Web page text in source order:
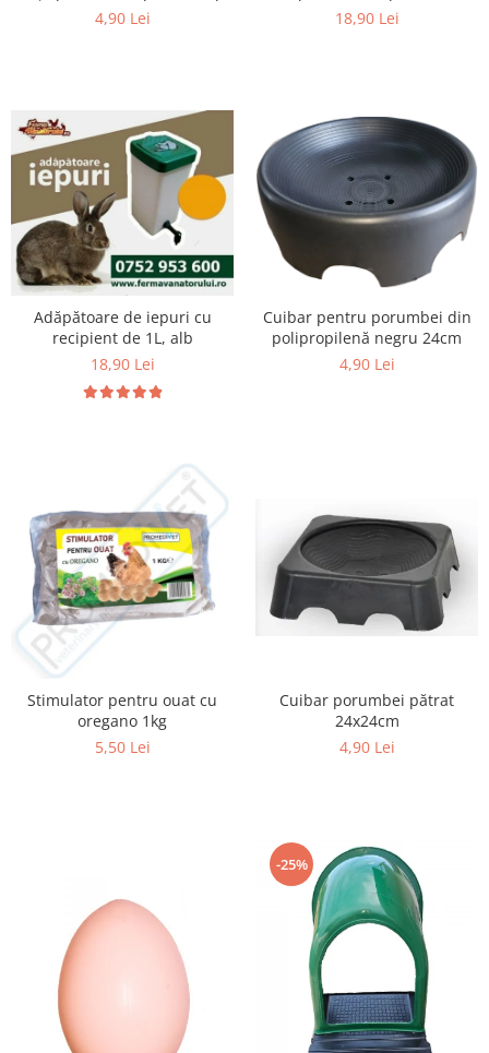
Unelte si accesorii de gradina
Accesorii irigatie
Accesorii solarii
Substrat
4,90 Lei
18,90 Lei
Adăpătoare de iepuri cu
recipient de 1L, alb
18,90 Lei
Cuibar pentru porumbei din
polipropilenă negru 24cm
4,90 Lei
Stimulator pentru ouat cu
oregano 1kg
5,50 Lei
Cuibar porumbei pătrat
24x24cm
4,90 Lei
-25%